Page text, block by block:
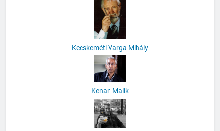
Kecskeméti Varga Mihály
Kenan Malik